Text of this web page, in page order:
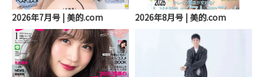
2026年7月号 | 美的.com 2026年8月号 | 美的.com